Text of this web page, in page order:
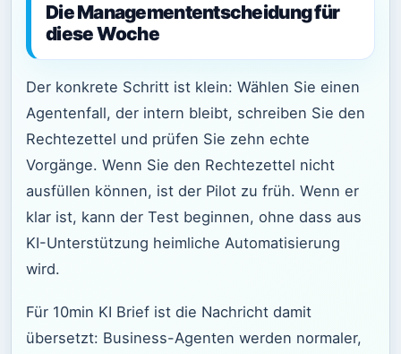
Die Managemententscheidung für
diese Woche
Der konkrete Schritt ist klein: Wählen Sie einen
Agentenfall, der intern bleibt, schreiben Sie den
Rechtezettel und prüfen Sie zehn echte
Vorgänge. Wenn Sie den Rechtezettel nicht
ausfüllen können, ist der Pilot zu früh. Wenn er
klar ist, kann der Test beginnen, ohne dass aus
KI-Unterstützung heimliche Automatisierung
wird.
Für 10min KI Brief ist die Nachricht damit
übersetzt: Business-Agenten werden normaler,